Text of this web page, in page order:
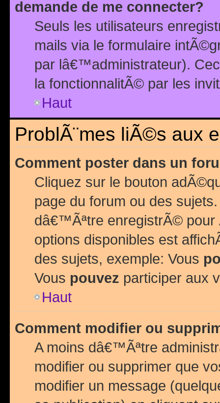
demande de me connecter?
Seuls les utilisateurs
mails via le formulaire
par lâ€™administrateur).
la fonctionnalitÃ© par les
Haut
ProblÃ¨mes liÃ©s aux
Comment poster dans un
Cliquez sur le bouton
page du forum ou des
dâ€™Ãªtre enregistrÃ©
options disponibles est
des sujets, exemple: Vous
Vous pouvez participer aux
Haut
Comment modifier ou
A moins dâ€™Ãªtre
modifier ou supprimer que
modifier un message